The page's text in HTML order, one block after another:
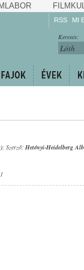
RSS MI
Keresés:
; Szerző: Hetényi-Heidelberg